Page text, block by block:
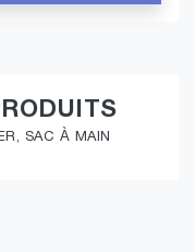
SAC À MAIN